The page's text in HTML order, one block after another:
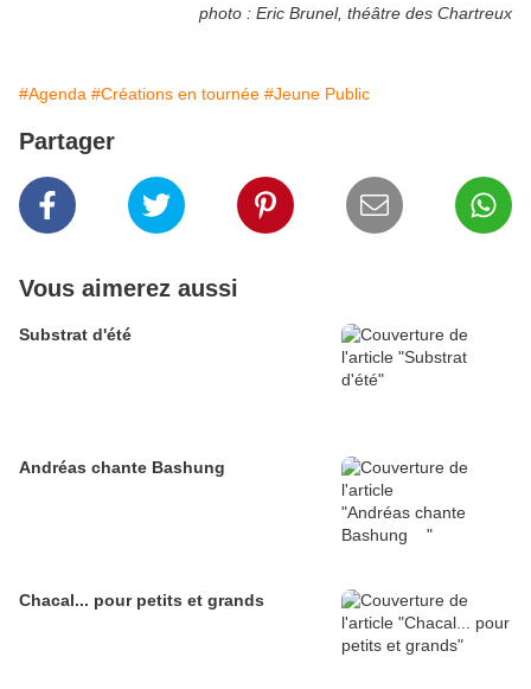
photo : Eric Brunel, théâtre des Chartreux
#Agenda #Créations en tournée #Jeune Public
Partager
Vous aimerez aussi
Substrat d'été
Andréas chante Bashung
Chacal... pour petits et grands